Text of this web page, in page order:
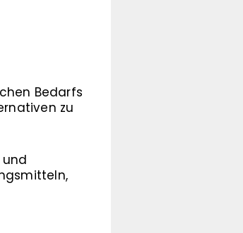
Bedarfs
zu